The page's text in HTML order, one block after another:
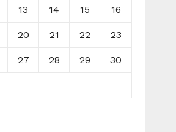
13 14 15 16
20 21 22 23
27 28 29 30